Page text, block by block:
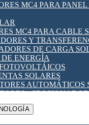
MC4 PARA PANEL
MC4 PARA CABLE
Y
DE CARGA
ENERGÍA
SOLARES
AUTOMÁTICOS
-
SOLAR